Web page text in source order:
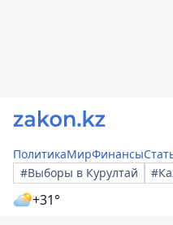
ПолитикаМирФинансы
#Выборы в Курултай
+31°